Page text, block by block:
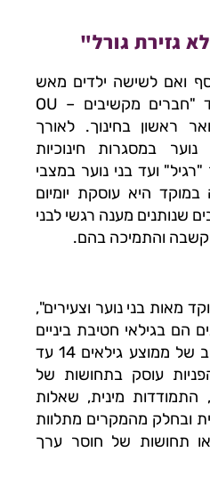
גזירת גורל"
ואם לשישה ילדים מאש
קודש, מנהלת את מוקד "חברים מקשיבים – OU
ראשון בחינוך. לאורך
במסגרות חינוכיות
"רגיל" ועד בני נוער במצבי
היא עוסקת יומיום
שנותנים מענה רגשי לבני
והתמיכה בהם.
מאות בני נוער וצעירים",
הם בגילאי חטיבת ביניים
ותיכון, אבל יש מנעד רחב של ממוצע גילאים 14 עד
עוסק בתחושות של
התמודדות מינית, שאלות
ובחלק מהמקרים מתלוות
תחושות של חוסר ערך